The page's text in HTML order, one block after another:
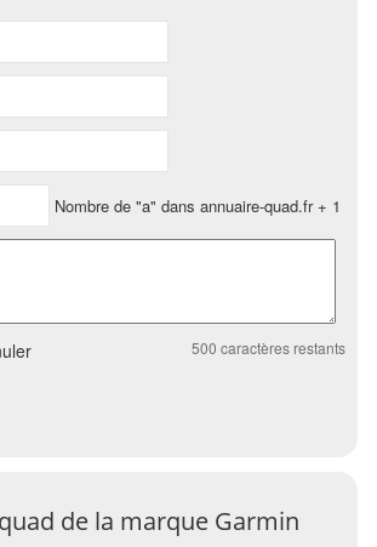
Nombre de "a" dans annuaire-quad.fr + 1
500 caractères restants
de la marque Garmin